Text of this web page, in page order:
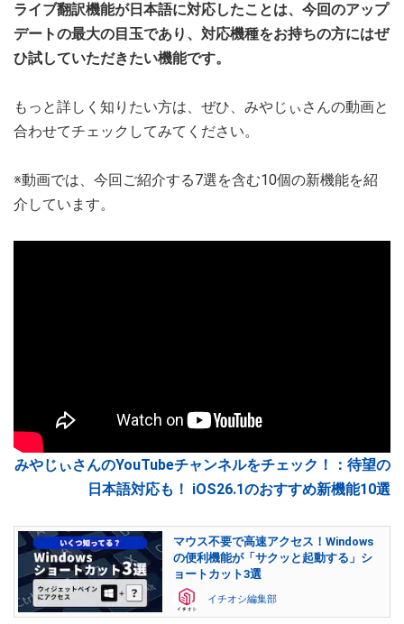
ライブ翻訳機能が日本語に対応したことは、今回のアップ
デートの最大の目玉であり、対応機種をお持ちの方にはぜ
ひ試していただきたい機能です。
もっと詳しく知りたい方は、ぜひ、みやじぃさんの動画と
合わせてチェックしてみてください。
※動画では、今回ご紹介する7選を含む10個の新機能を紹
介しています。
みやじぃさんのYouTubeチャンネルをチェック！：待望の
日本語対応も！ iOS26.1のおすすめ新機能10選
マウス不要で高速アクセス！Windows
の便利機能が「サクッと起動する」シ
ョートカット3選
イチオシ編集部